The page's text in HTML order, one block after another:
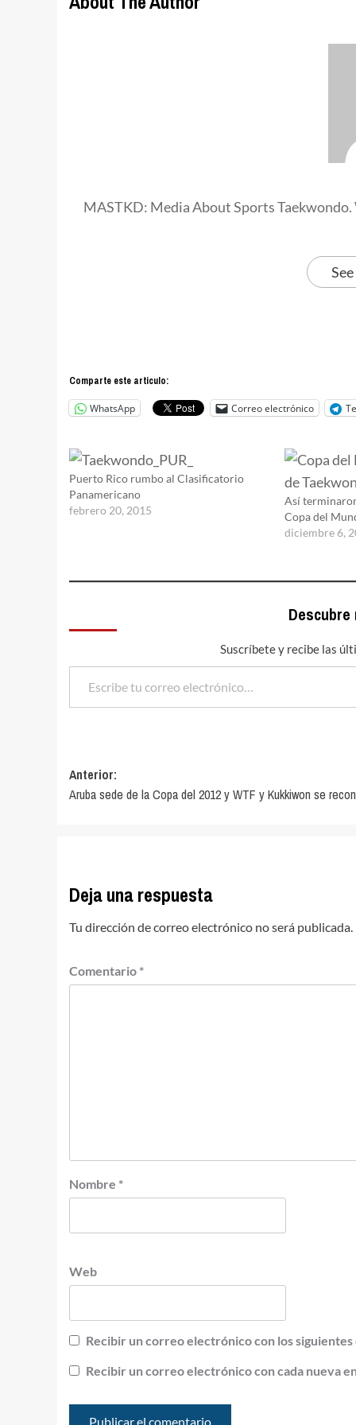
MASTKD: Media About Sports
Comparte este articulo:
WhatsApp Correo electrónico
Puerto Rico rumbo al Clasificatorio
Panamericano
febrero 20, 2015
Así
Copa del
diciembre 6,
Descubre
Suscríbete y recibe las
Escribe tu correo electrónico…
Navegación
de
Anterior:
Aruba sede de la Copa del 2012 y WTF y Kukkiwon se
Deja una respuesta
Tu dirección de correo electrónico no será publicada.
Comentario *
Nombre *
Web
Recibir un correo electrónico con los
Recibir un correo electrónico con cada nueva